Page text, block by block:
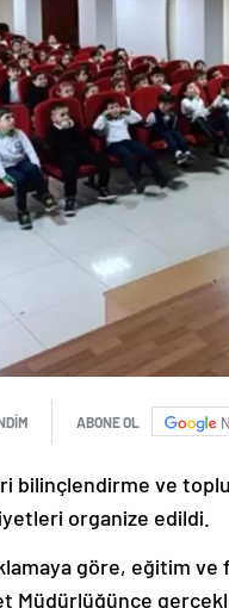
ABONE OL
bilinçlendirme ve
organize edildi.
göre, eğitim
Müdürlüğünce